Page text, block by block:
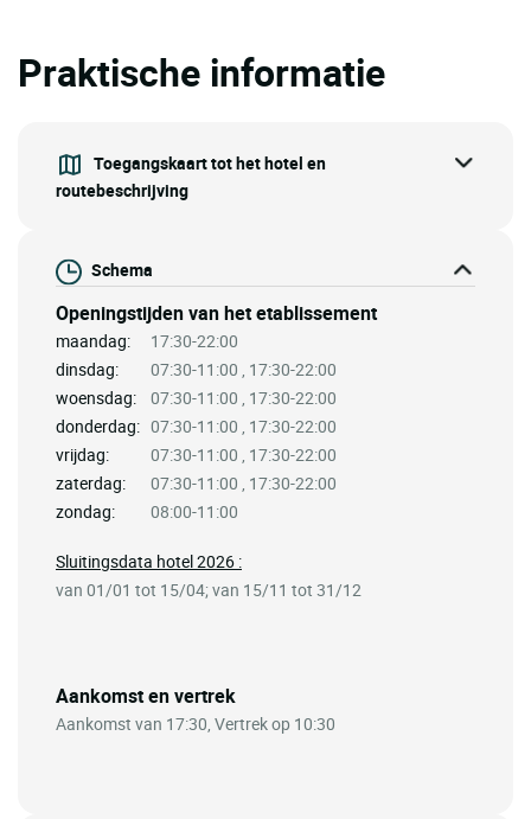
Praktische informatie
Toegangskaart tot het hotel en
routebeschrijving
Schema
Openingstijden van het etablissement
maandag:
17:30-22:00
dinsdag:
07:30-11:00 , 17:30-22:00
woensdag:
07:30-11:00 , 17:30-22:00
donderdag: 07:30-11:00 , 17:30-22:00
vrijdag:
07:30-11:00 , 17:30-22:00
zaterdag:
07:30-11:00 , 17:30-22:00
zondag:
08:00-11:00
Aankomst en vertrek
Aankomst van 17:30, Vertrek op 10:30
Sluitingsdata hotel 2026 :
van 01/01 tot 15/04; van 15/11 tot 31/12